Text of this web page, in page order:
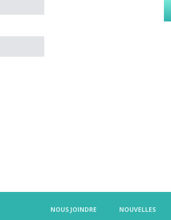
NOUS JOINDRE NOUVELLES